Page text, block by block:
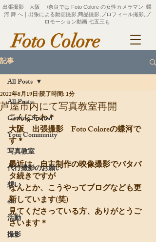
Foto Colore
出張撮影 大阪 /奈良では Foto Colore の女性カメラマン 蝶
河 舞 へ｜出張による動画撮影,商品撮影,プロフィール撮影,プ
ロモーション動画,七五三も
記事
All Posts
Getting Started
Your Community
写真教室
代行撮影のお願い
想い
etc
活動
撮影
All Posts
芦屋市内にて写真教室再開
2022年8月19日読了時間: 1分
こんにちわ＊
大阪　出張撮影　Foto Coloreの蝶河で
す＊
最近は、自主制作の映像撮影でバタバ
タ続きですが
なんとか、こうやってブログなども更
新しています(笑)
見てくださっている方、ありがとうご
ざいます＊